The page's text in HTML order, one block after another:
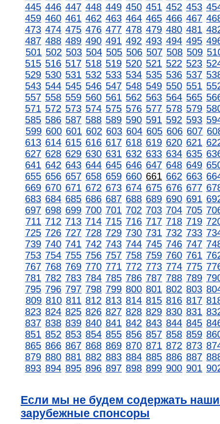
445 446 447 448 449 450 451 452 453
459 460 461 462 463 464 465 466 467
473 474 475 476 477 478 479 480 481
487 488 489 490 491 492 493 494 495
501 502 503 504 505 506 507 508 509
515 516 517 518 519 520 521 522 523
529 530 531 532 533 534 535 536 537
543 544 545 546 547 548 549 550 551
557 558 559 560 561 562 563 564 565
571 572 573 574 575 576 577 578 579
585 586 587 588 589 590 591 592 593
599 600 601 602 603 604 605 606 607
613 614 615 616 617 618 619 620 621
627 628 629 630 631 632 633 634 635
641 642 643 644 645 646 647 648 649
655 656 657 658 659 660 661 662 663
669 670 671 672 673 674 675 676 677
683 684 685 686 687 688 689 690 691
697 698 699 700 701 702 703 704 705
711 712 713 714 715 716 717 718 719
725 726 727 728 729 730 731 732 733
739 740 741 742 743 744 745 746 747
753 754 755 756 757 758 759 760 761
767 768 769 770 771 772 773 774 775
781 782 783 784 785 786 787 788 789
795 796 797 798 799 800 801 802 803
809 810 811 812 813 814 815 816 817
823 824 825 826 827 828 829 830 831
837 838 839 840 841 842 843 844 845
851 852 853 854 855 856 857 858 859
865 866 867 868 869 870 871 872 873
879 880 881 882 883 884 885 886 887
893 894 895 896 897 898 899 900 901
Если мы не будем содержать
зарубежные спонсоры